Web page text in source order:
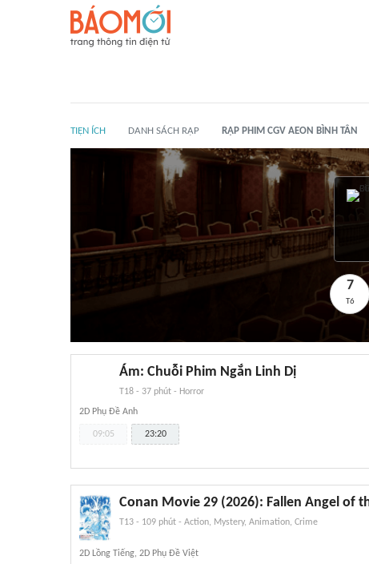
TIỆN ÍCH DANH SÁCH RẠP RẠP PHIM CGV AEON BÌNH TÂN
7
T6
Ám: Chuỗi Phim Ngắn Linh Dị
T18 - 37 phút - Horror
2D Phụ Đề Anh
09:05 23:20
Conan Movie 29 (2026): Fallen Angel of
T13 - 109 phút - Action, Mystery, Animation, Crime
2D Lồng Tiếng, 2D Phụ Đề Việt